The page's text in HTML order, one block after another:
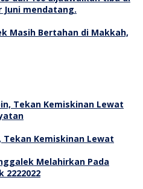
Masih Bertahan di Makkah,
Tekan Kemiskinan Lewat